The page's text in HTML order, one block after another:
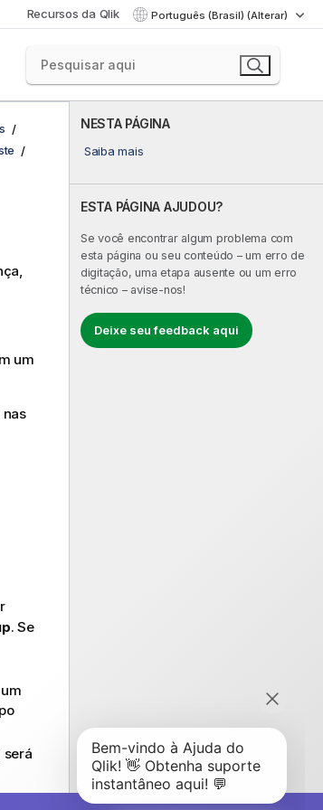
Recursos da Qlik Português (Brasil) (Alterar)
NESTA PÁGINA
Saiba mais
ESTA PÁGINA AJUDOU?
Se você encontrar algum problema com
esta página ou seu conteúdo – um erro de
digitação, uma etapa ausente ou um erro
técnico – avise-nos!
Deixe seu feedback aqui
um
. Se
será